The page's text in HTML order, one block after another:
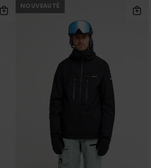
NOUVEAUTÉ